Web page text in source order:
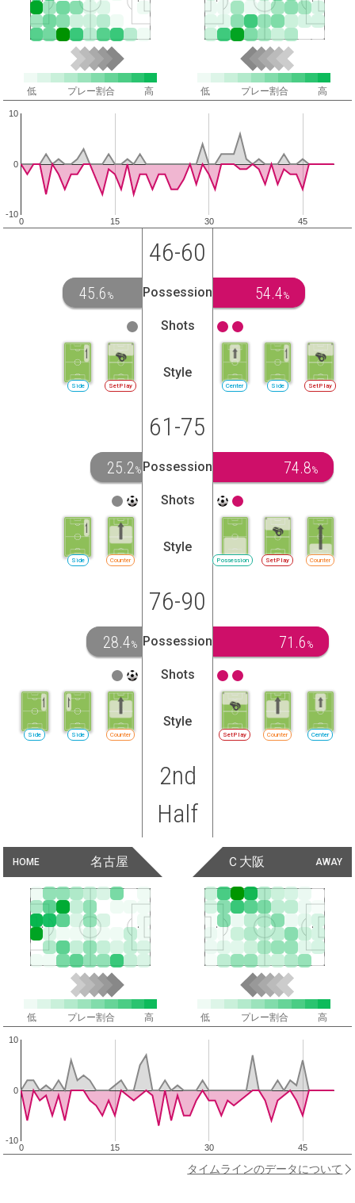
低 プレー割合 高 低 プレー割合 高
0 15 30 45
-10
0
10
46-60
45.6 % Possession 54.4%
Shots
SetPlay
Side
Style
Center Side SetPlay
61-75
25.2% Possession 74.8%
Shots
Counter
Side
Style
Possession SetPlay Counter
76-90
28.4% Possession 71.6 %
Shots
Counter
Side
Side
Style
SetPlay Counter Center
2nd
Half
HOME 名古屋 AWAY
Ｃ大阪
低 プレー割合 高 低 プレー割合 高
0 15 30 45
-10
0
10
タイムラインのデータについて